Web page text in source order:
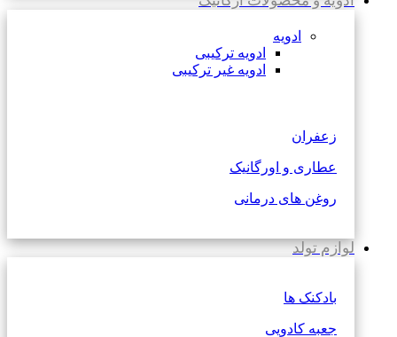
ادویه
ادویه ترکیبی
ادویه غیر ترکیبی
زعفران
عطاری و اورگانیک
روغن های درمانی
لوازم تولد
بادکنک ها
جعبه کادویی